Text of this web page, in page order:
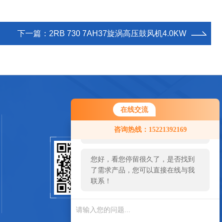
在线交流
咨询热线：15221392169
您好！欢迎前来咨询，很高兴为您
服务，请问您要咨询什么问题呢？
您好，看您停留很久了，是否找到
了需求产品，您可以直接在线与我
联系！
下一篇： 2RB 730 7AH37旋涡高压鼓风机4.0KW
扫一扫关注我们